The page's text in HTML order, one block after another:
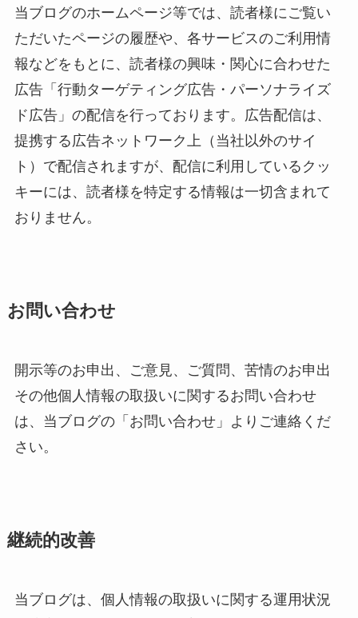
当ブログのホームページ等では、読者様にご覧い
ただいたページの履歴や、各サービスのご利用情
報などをもとに、読者様の興味・関心に合わせた
広告「行動ターゲティング広告・パーソナライズ
ド広告」の配信を行っております。広告配信は、
提携する広告ネットワーク上（当社以外のサイ
ト）で配信されますが、配信に利用しているクッ
キーには、読者様を特定する情報は一切含まれて
おりません。
お問い合わせ
開示等のお申出、ご意見、ご質問、苦情のお申出
その他個人情報の取扱いに関するお問い合わせ
は、当ブログの「お問い合わせ」よりご連絡くだ
さい。
継続的改善
当ブログは、個人情報の取扱いに関する運用状況